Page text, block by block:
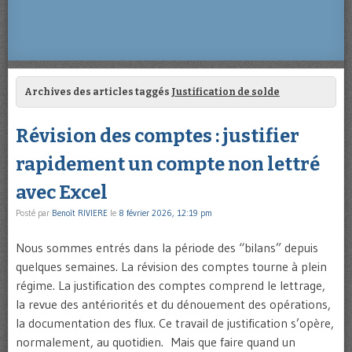
Archives des articles taggés Justification de solde
Révision des comptes : justifier
rapidement un compte non lettré
avec Excel
Posté par Benoît RIVIERE le 8 février 2026, 12:19 pm
Nous sommes entrés dans la période des “bilans” depuis
quelques semaines. La révision des comptes tourne à plein
régime. La justification des comptes comprend le lettrage,
la revue des antériorités et du dénouement des opérations,
la documentation des flux. Ce travail de justification s’opère,
normalement, au quotidien. Mais que faire quand un